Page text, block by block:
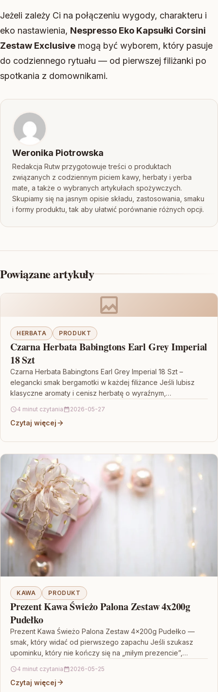
Jeżeli zależy Ci na połączeniu wygody, charakteru i
eko nastawienia, Nespresso Eko Kapsułki Corsini
Zestaw Exclusive mogą być wyborem, który pasuje
do codziennego rytuału — od pierwszej filiżanki po
spotkania z domownikami.
Weronika Piotrowska
Redakcja Rutw przygotowuje treści o produktach
związanych z codziennym piciem kawy, herbaty i yerba
mate, a także o wybranych artykułach spożywczych.
Skupiamy się na jasnym opisie składu, zastosowania, smaku
i formy produktu, tak aby ułatwić porównanie różnych opcji.
Powiązane artykuły
HERBATA PRODUKT
Czarna Herbata Babingtons Earl Grey Imperial
18 Szt
Czarna Herbata Babingtons Earl Grey Imperial 18 Szt –
elegancki smak bergamotki w każdej filiżance Jeśli lubisz
klasyczne aromaty i cenisz herbatę o wyraźnym,…
4 minut czytania 2026-05-27
Czytaj więcej
KAWA PRODUKT
Prezent Kawa Świeżo Palona Zestaw 4x200g
Pudełko
Prezent Kawa Świeżo Palona Zestaw 4x200g Pudełko —
smak, który widać od pierwszego zapachu Jeśli szukasz
upominku, który nie kończy się na „miłym prezencie”,…
4 minut czytania 2026-05-25
Czytaj więcej